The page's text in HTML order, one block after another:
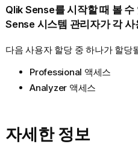
Qlik Sense를 시작할 때 볼
Sense시스템 관리자가 각 사
다음 사용자 할당 중 하나가 할당
Professional 액세스
Analyzer 액세스
자세한 정보